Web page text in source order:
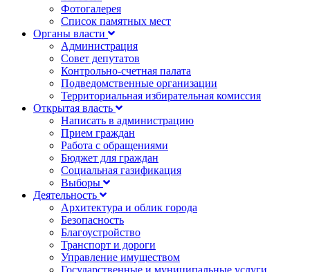
Фотогалерея
Список памятных мест
Органы власти
Администрация
Совет депутатов
Контрольно-счетная палата
Подведомственные организации
Территориальная избирательная комиссия
Открытая власть
Написать в администрацию
Прием граждан
Работа с обращениями
Бюджет для граждан
Социальная газификация
Выборы
Деятельность
Архитектура и облик города
Безопасность
Благоустройство
Транспорт и дороги
Управление имуществом
Государственные и муниципальные услуги